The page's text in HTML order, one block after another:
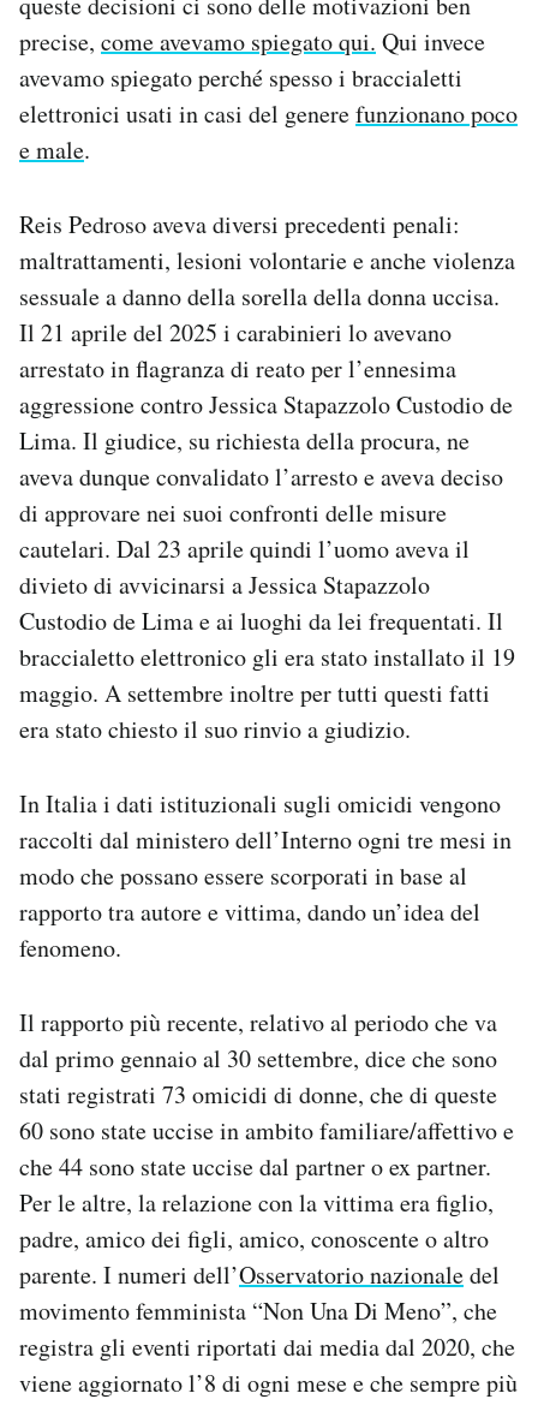
precise, come avevamo spiegato qui. Qui invece
avevamo spiegato perché spesso i braccialetti
elettronici usati in casi del generefunzionano poco
e male.
Reis Pedroso aveva diversi precedenti penali:
maltrattamenti, lesioni volontarie e anche violenza
sessuale a danno della sorella della donna uccisa.
Il 21 aprile del 2025 i carabinieri lo avevano
arrestato in flagranza di reato per l’ennesima
aggressione contro Jessica Stapazzolo Custodio de
Lima. Il giudice, su richiesta della procura, ne
aveva dunque convalidato l’arresto e aveva deciso
di approvare nei suoi confronti delle misure
cautelari. Dal 23 aprile quindi l’uomo aveva il
divieto di avvicinarsi a Jessica Stapazzolo
Custodio de Lima e ai luoghi da lei frequentati. Il
braccialetto elettronico gli era stato installato il 19
maggio. A settembre inoltre per tutti questi fatti
era stato chiesto il suo rinvio a giudizio.
In Italia i dati istituzionali sugli omicidi vengono
raccolti dal ministero dell’Interno ogni tre mesi in
modo che possano essere scorporati in base al
rapporto tra autore e vittima, dando un’idea del
fenomeno.
Il rapporto più recente, relativo al periodo che va
dal primo gennaio al 30 settembre, dice che sono
stati registrati 73 omicidi di donne, che di queste
60 sono state uccise in ambito familiare/affettivo e
che 44 sono state uccise dal partner o ex partner.
Per le altre, la relazione con la vittima era figlio,
padre, amico dei figli, amico, conoscente o altro
parente. I numeri dell’Osservatorio nazionaledel
movimento femminista “Non Una Di Meno”, che
registra gli eventi riportati dai media dal 2020, che
viene aggiornato l’8 di ogni mese e che sempre più